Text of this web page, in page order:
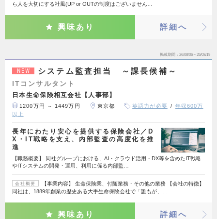
ら人を大切にする社風(UP or OUTの制度はございません…
興味あり 詳細へ
掲載期間 26/08/06～26/08/19
NEW システム監査担当 ～課長候補～
ITコンサルタント
日本生命保険相互会社【人事部】
1200万円 ～ 1449万円 東京都 英語力が必要
年収600万
以上
長年にわたり安心を提供する保険会社／D
X・IT戦略を支え、内部監査の高度化を推
進
【職務概要】 同社グループにおける、AI・クラウド活用・DX等を含めたIT戦略
やITシステムの開発・運用、利用に係る内部監…
会社概要
【事業内容】 生命保険業、付随業務・その他の業務 【会社の特徴】
同社は、1889年創業の歴史ある大手生命保険会社で「誰もが、…
興味あり 詳細へ